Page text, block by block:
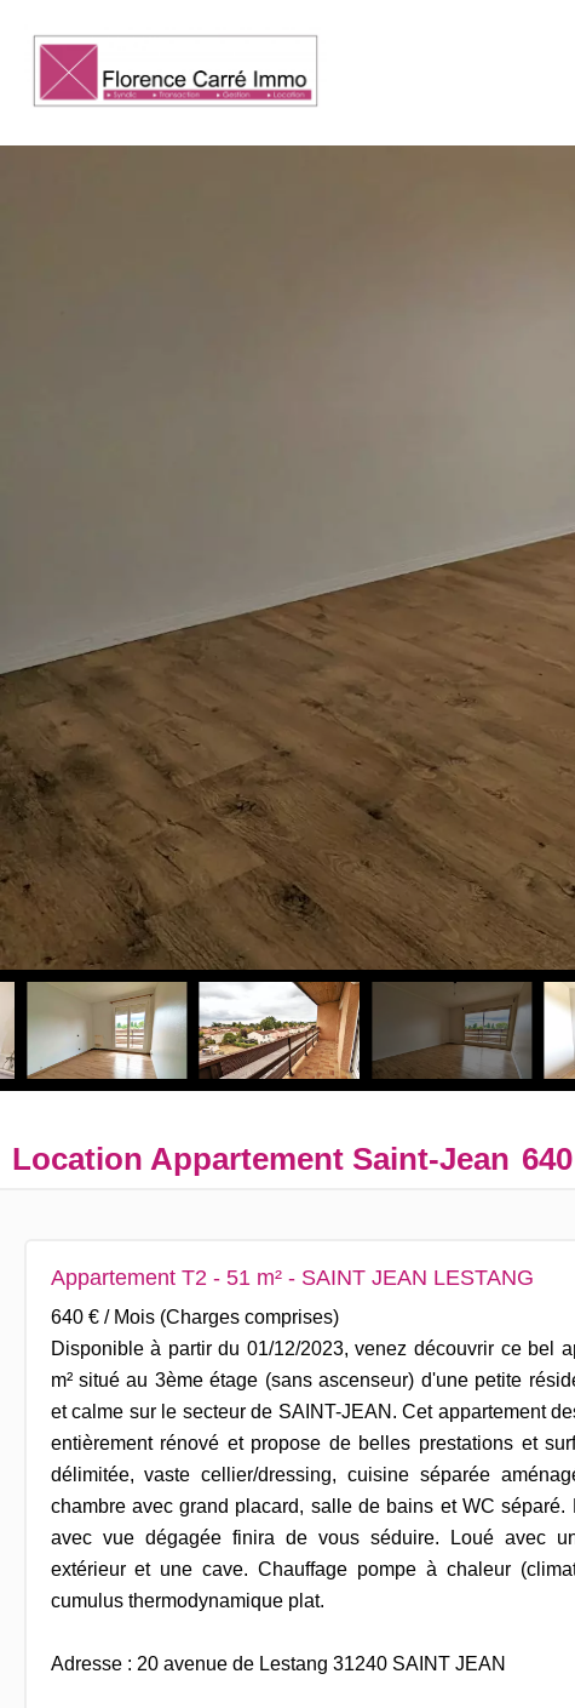
Location Appartement Saint-Jean
Appartement T2 - 51 m² - SAINT JEAN LESTANG
640 € / Mois (Charges comprises)
Disponible à partir du 01/12/2023, venez découvrir ce bel
m² situé au 3ème étage (sans ascenseur) d'une petite
et calme sur le secteur de SAINT-JEAN. Cet appartement
entièrement rénové et propose de belles prestations et
délimitée, vaste cellier/dressing, cuisine séparée
chambre avec grand placard, salle de bains et WC séparé.
avec vue dégagée finira de vous séduire. Loué avec
extérieur et une cave. Chauffage pompe à chaleur
cumulus thermodynamique plat.
Adresse : 20 avenue de Lestang 31240 SAINT JEAN